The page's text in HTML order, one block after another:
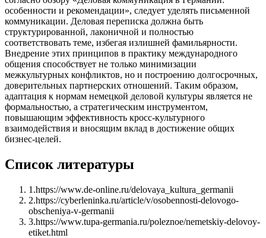
особенности и рекомендации», следует уделять письменной
коммуникации. Деловая переписка должна быть
структурированной, лаконичной и полностью
соответствовать теме, избегая излишней фамильярности.
Внедрение этих принципов в практику международного
общения способствует не только минимизации
межкультурных конфликтов, но и построению долгосрочных,
доверительных партнерских отношений. Таким образом,
адаптация к нормам немецкой деловой культуры является не
формальностью, а стратегическим инструментом,
повышающим эффективность кросс-культурного
взаимодействия и вносящим вклад в достижение общих
бизнес-целей.
Список литературы
1 .https://www.de-online.ru/delovaya_kultura_germanii
2.https://cyberleninka.ru/article/v/osobennosti-delovogo-
obscheniya-v-germanii
3.https://www.tupa-germania.ru/poleznoe/nemetskiy-delovoy-
etiket.html